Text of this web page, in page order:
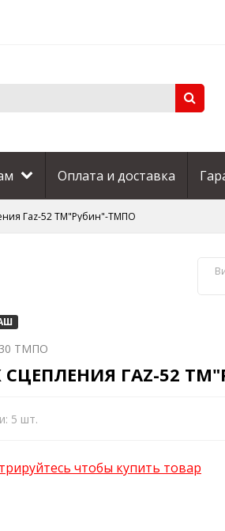
Оплата и доставка
Гаz-52 ТМ"Рубин"-ТМПО
ТМПО
ГАZ-52
5 шт.
чтобы купить товар